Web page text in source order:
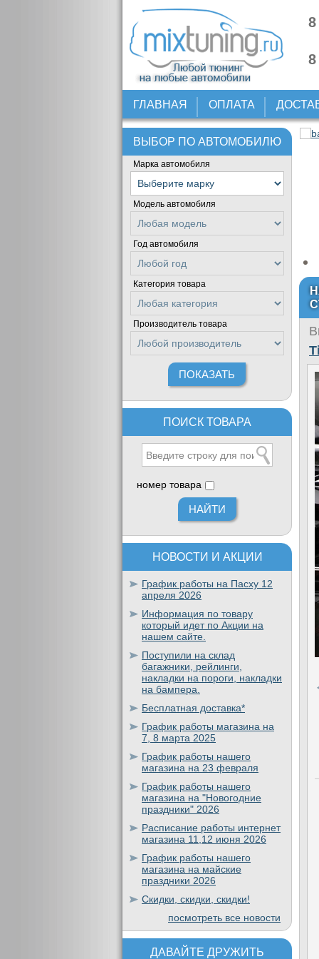
ГЛАВНАЯ ОПЛАТА
ВЫБОР ПО АВТОМОБИЛЮ
Марка автомобиля
Модель автомобиля
Год автомобиля
Категория товара
Производитель товара
ПОИСК ТОВАРА
номер товара
НОВОСТИ И АКЦИИ
График работы на Пасху 12
апреля 2026
Информация по товару
который идет по Акции на
нашем сайте.
Поступили на склад
багажники, рейлинги,
накладки на пороги, накладки
на бампера.
Бесплатная доставка*
График работы магазина на
7, 8 марта 2025
График работы нашего
магазина на 23 февраля
График работы нашего
магазина на "Новогодние
праздники" 2026
Расписание работы интернет
магазина 11,12 июня 2026
График работы нашего
магазина на майские
праздники 2026
Скидки, скидки, скидки!
посмотреть все новости
ДАВАЙТЕ ДРУЖИТЬ